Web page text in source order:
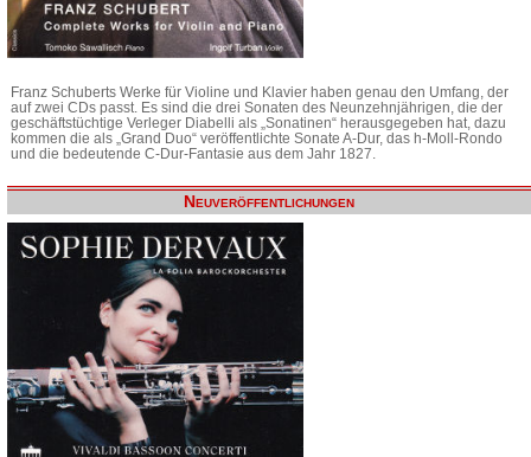
Franz Schuberts Werke für Violine und Klavier haben genau den Umfang, der
auf zwei CDs passt. Es sind die drei Sonaten des Neunzehnjährigen, die der
geschäftstüchtige Verleger Diabelli als „Sonatinen“ herausgegeben hat, dazu
kommen die als „Grand Duo“ veröffentlichte Sonate A-Dur, das h-Moll-Rondo
und die bedeutende C-Dur-Fantasie aus dem Jahr 1827.
Neuveröffentlichungen